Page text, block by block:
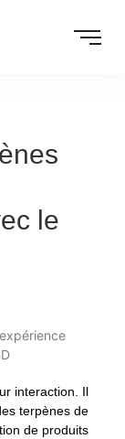
le
interaction. Il
terpènes de
de produits